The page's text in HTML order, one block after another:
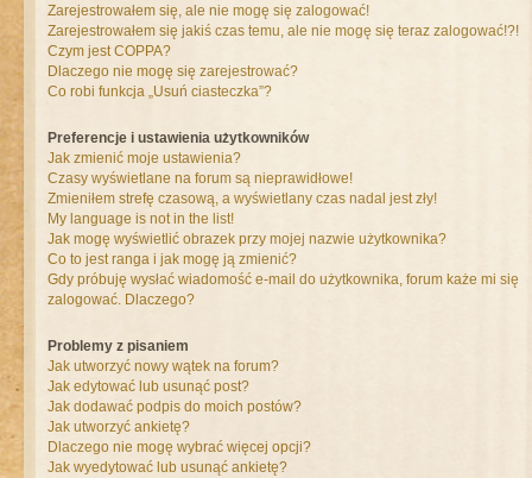
Zarejestrowałem się, ale nie mogę się zalogować!
Zarejestrowałem się jakiś czas temu, ale nie mogę się teraz zalogować!?!
Czym jest COPPA?
Dlaczego nie mogę się zarejestrować?
Co robi funkcja „Usuń ciasteczka”?
Preferencje i ustawienia użytkowników
Jak zmienić moje ustawienia?
Czasy wyświetlane na forum są nieprawidłowe!
Zmieniłem strefę czasową, a wyświetlany czas nadal jest zły!
My language is not in the list!
Jak mogę wyświetlić obrazek przy mojej nazwie użytkownika?
Co to jest ranga i jak mogę ją zmienić?
Gdy próbuję wysłać wiadomość e-mail do użytkownika, forum każe mi się
zalogować. Dlaczego?
Problemy z pisaniem
Jak utworzyć nowy wątek na forum?
Jak edytować lub usunąć post?
Jak dodawać podpis do moich postów?
Jak utworzyć ankietę?
Dlaczego nie mogę wybrać więcej opcji?
Jak wyedytować lub usunąć ankietę?